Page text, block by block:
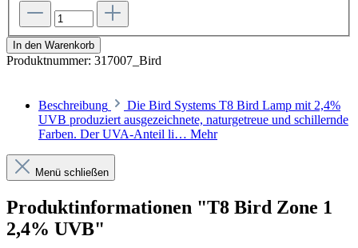
In den Warenkorb
Produktnummer: 317007_Bird
Beschreibung
Die Bird Systems T8 Bird Lamp mit 2,4%
UVB produziert ausgezeichnete, naturgetreue und schillernde
Farben. Der UVA-Anteil li… Mehr
Menü schließen
Produktinformationen "T8 Bird Zone 1
2,4% UVB"